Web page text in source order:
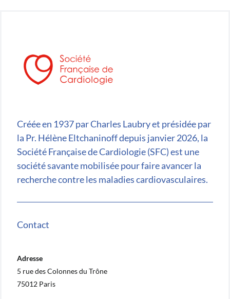
Créée en 1937 par Charles Laubry et présidée par
la Pr. Hélène Eltchaninoff depuis janvier 2026, la
Société Française de Cardiologie (SFC) est une
société savante mobilisée pour faire avancer la
recherche contre les maladies cardiovasculaires.
Contact
Adresse
5 rue des Colonnes du Trône
75012 Paris